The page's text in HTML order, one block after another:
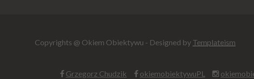
Copyrights @ Okiem Obiektywu - Designed by Templateism
Grzegorz Chudzik okiemobiektywuPL